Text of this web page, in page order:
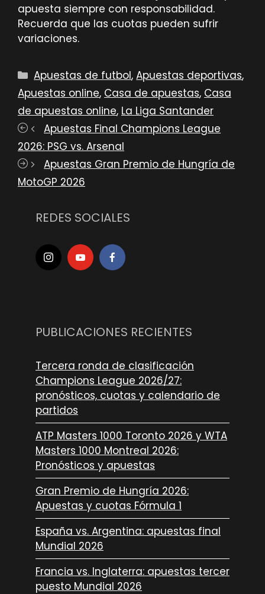
apuesta siempre con responsabilidad.
Recuerda que las cuotas pueden sufrir
variaciones.
Categorías
Apuestas de futbol,Apuestas deportivas,
Apuestas online, Casa de apuestas, Casa
de apuestas online, La Liga Santander
Apuestas Final Champions League
2026: PSG vs. Arsenal
Apuestas Gran Premio de Hungría de
MotoGP 2026
REDES SOCIALES
PUBLICACIONES RECIENTES
Tercera ronda de clasificación
Champions League 2026/27:
pronósticos, cuotas y calendario de
partidos
ATP Masters 1000 Toronto 2026 y WTA
Masters 1000 Montreal 2026:
Pronósticos y apuestas
Gran Premio de Hungría 2026:
Apuestas y cuotas Fórmula 1
España vs. Argentina: apuestas final
Mundial 2026
Francia vs. Inglaterra: apuestas tercer
puesto Mundial 2026